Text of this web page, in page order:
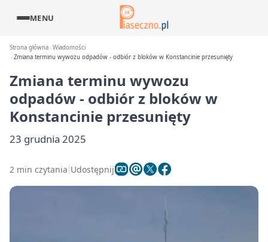
MENU
Strona główna Wiadomości
Zmiana terminu wywozu odpadów - odbiór z bloków w Konstancinie przesunięty
Zmiana terminu wywozu
odpadów - odbiór z bloków w
Konstancinie przesunięty
23 grudnia 2025
2 min czytania Udostępnij